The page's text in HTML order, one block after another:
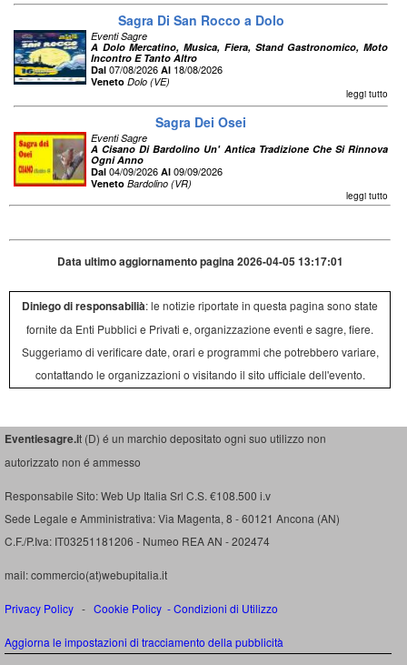
Sagra Di San Rocco a Dolo
Eventi Sagre
A Dolo Mercatino, Musica, Fiera, Stand Gastronomico, Moto
Incontro E Tanto Altro
Dal 07/08/2026 Al 18/08/2026
Veneto Dolo (VE)
leggi tutto
Sagra Dei Osei
Eventi Sagre
A Cisano Di Bardolino Un' Antica Tradizione Che Si Rinnova
Ogni Anno
Dal 04/09/2026 Al 09/09/2026
Veneto Bardolino (VR)
leggi tutto
Data ultimo aggiornamento pagina 2026-04-05 13:17:01
Diniego di responsabilià: le notizie riportate in questa pagina sono state
fornite da Enti Pubblici e Privati e, organizzazione eventi e sagre, fiere.
Suggeriamo di verificare date, orari e programmi che potrebbero variare,
contattando le organizzazioni o visitando il sito ufficiale dell'evento.
Eventiesagre.it (D) é un marchio depositato ogni suo utilizzo non
autorizzato non é ammesso
Responsabile Sito: Web Up Italia Srl C.S. €108.500 i.v
Sede Legale e Amministrativa: Via Magenta, 8 - 60121 Ancona (AN)
C.F./P.Iva: IT03251181206 - Numeo REA AN - 202474
mail: commercio(at)webupitalia.it
Privacy Policy - Cookie Policy -Condizioni di Utilizzo
Aggiorna le impostazioni di tracciamento della pubblicità